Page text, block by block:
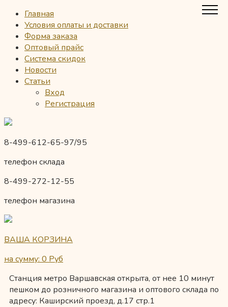
Главная
Условия оплаты и доставки
Форма заказа
Оптовый прайс
Система скидок
Новости
Статьи
Вход
Регистрация
8-499-612-65-97/95
телефон склада
8-499-272-12-55
телефон магазина
ВАША КОРЗИНА
на сумму: 0 Руб
Станция метро Варшавская открыта, от нее 10 минут
пешком до розничного магазина и оптового склада по
адресу: Каширский проезд, д.17 стр.1